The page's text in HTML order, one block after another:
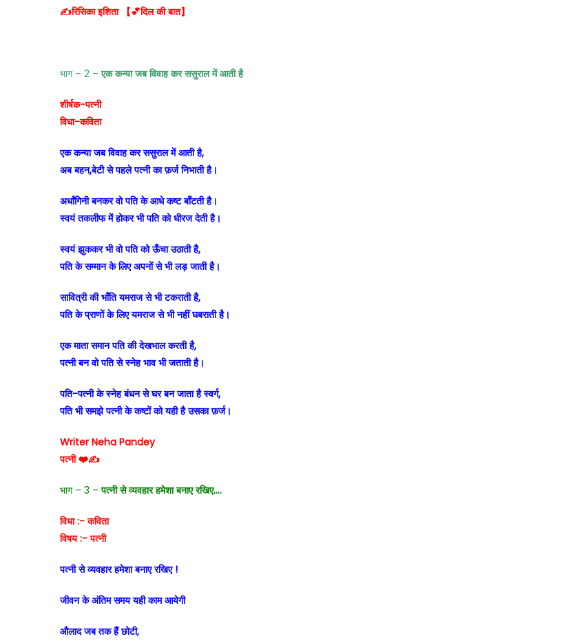
✍️रिसिका इशिता 【💕दिल की बात】
भाग – 2 –एक कन्या जब विवाह कर ससुराल में आती है
शीर्षक-पत्नी
विधा-कविता
एक कन्या जब विवाह कर ससुराल में आती है,
अब बहन,बेटी से पहले पत्नी का फ़र्ज निभाती है।
अर्धांगिनी बनकर वो पति के आधे कष्ट बाँटती है।
स्वयं तकलीफ में होकर भी पति को धीरज देती है।
स्वयं झुककर भी वो पति को ऊँचा उठाती है,
पति के सम्मान के लिए अपनों से भी लड़ जाती है।
सावित्री की भाँति यमराज से भी टकराती है,
पति के प्राणों के लिए यमराज से भी नहीं घबराती है।
एक माता समान पति की देखभाल करती है,
पत्नी बन वो पति से स्नेह भाव भी जताती है।
पति-पत्नी के स्नेह बंधन से घर बन जाता है स्वर्ग,
पति भी समझे पत्नी के कष्टों को यही है उसका फ़र्ज।
Writer Neha Pandey
पत्नी ❤️✍️
भाग – 3 –पत्नी से व्यवहार हमेशा बनाए रखिए….
विधा :- कविता
विषय :- पत्नी
पत्नी से व्यवहार हमेशा बनाए रखिए !
जीवन के अंतिम समय यही काम आयेगी
औलाद जब तक हैं छोटी,